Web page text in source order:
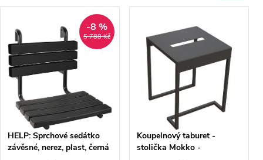
5 788 Kč
-8 %
HELP: Sprchové sedátko
závěsné, nerez, plast, černá
Koupelnový taburet -
stolička Mokko -